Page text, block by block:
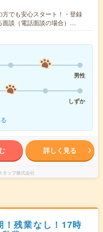
方でも安心スタート！・登録
面談（電話面談の場合）…
男性
しずか
詳しく見る
タッフ株式会社
！残業なし！17時